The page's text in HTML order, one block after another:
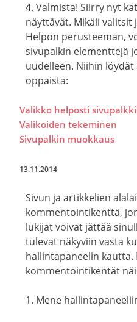
4. Valmista! Siirry nyt
näyttävät. Mikäli valitsit
Helpon perusteeman,
sivupalkin elementtejä
uudelleen. Niihin löydät
oppaista:
Valikko helposti
Valikoiden tekeminen
Sivupalkin muokkaus
13.11.2014
Sivun ja artikkelien
kommentointikenttä,
lukijat voivat jättää
tulevat näkyviin vasta
hallintapaneelin
kommentointikentät
1. Mene